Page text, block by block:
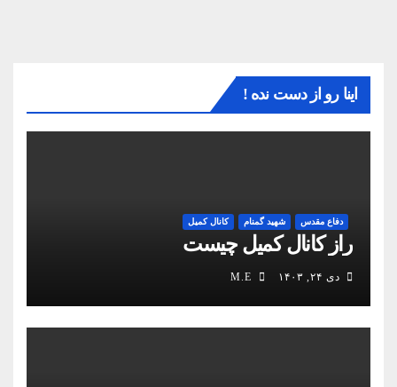
اینا رو از دست نده !
دفاع مقدس شهید گمنام کانال کمیل
راز کانال کمیل چیست
دی ۲۴, ۱۴۰۳